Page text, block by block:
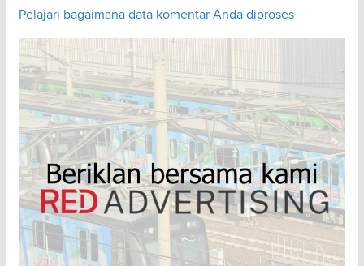
Pelajari bagaimana data komentar Anda diproses